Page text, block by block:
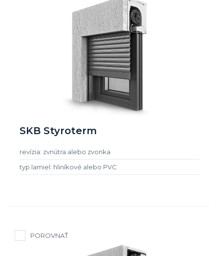
SKB Styroterm
revízia: zvnútra alebo zvonka
typ lamiel: hliníkové alebo PVC
POROVNAŤ